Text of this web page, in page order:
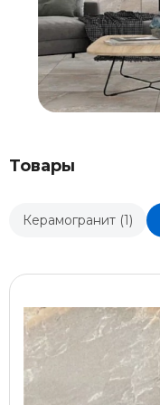
Товары
Керамогранит (1)